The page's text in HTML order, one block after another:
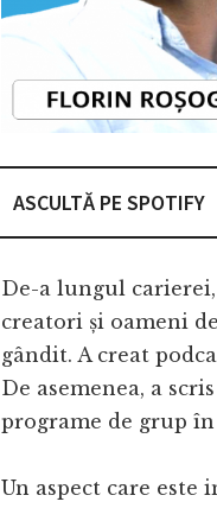
ASCULTĂ PE SPOTIFY
De-a lungul
creatori și oameni
gândit. A creat
De asemenea, a
programe de grup
Un aspect care